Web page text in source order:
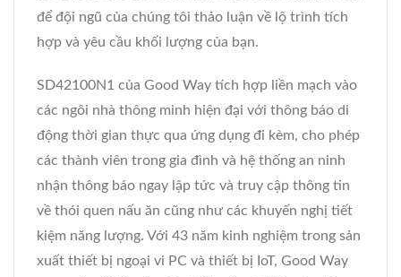
để đội ngũ của chúng tôi thảo luận về lộ trình tích
hợp và yêu cầu khối lượng của bạn.
SD42100N1 của Good Way tích hợp liền mạch vào
các ngôi nhà thông minh hiện đại với thông báo di
động thời gian thực qua ứng dụng đi kèm, cho phép
các thành viên trong gia đình và hệ thống an ninh
nhận thông báo ngay lập tức và truy cập thông tin
về thói quen nấu ăn cũng như các khuyến nghị tiết
kiệm năng lượng. Với 43 năm kinh nghiệm trong sản
xuất thiết bị ngoại vi PC và thiết bị IoT, Good Way